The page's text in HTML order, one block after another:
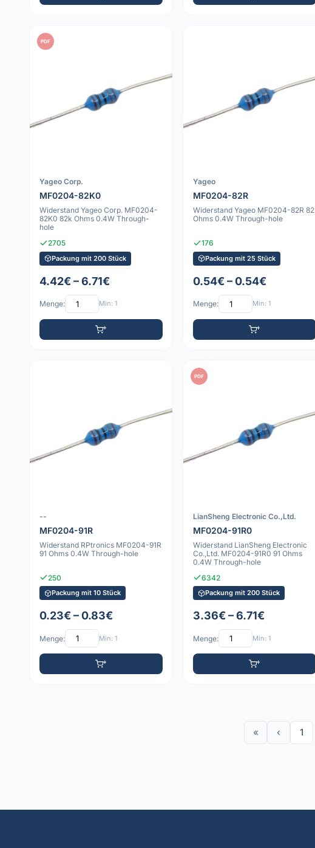
PDF
Yageo Corp.
MF0204-82K0
Widerstand Yageo Corp. MF0204-
82K0 82k Ohms 0.4W Through-
hole
2705
Packung mit 200 Stück
4.42€ – 6.71€
Menge: Min: 1
Yageo
MF0204-82R
Widerstand Yageo MF0204-82R 82
Ohms 0.4W Through-hole
176
Packung mit 25 Stück
0.54€ – 0.54€
Menge: Min: 1
--
MF0204-91R
Widerstand RPtronics MF0204-91R
91 Ohms 0.4W Through-hole
250
Packung mit 10 Stück
0.23€ – 0.83€
Menge: Min: 1
PDF
LianSheng Electronic Co.,Ltd.
MF0204-91R0
Widerstand LianSheng Electronic
Co.,Ltd. MF0204-91R0 91 Ohms
0.4W Through-hole
6342
Packung mit 200 Stück
3.36€ – 6.71€
Menge: Min: 1
« ‹ 1